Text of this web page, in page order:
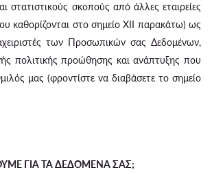
στατιστικούς σκοπούς από άλλες εταιρείες
καθορίζονται στο σημείο XII παρακάτω) ως
των Προσωπικών σας Δεδομένων,
πολιτικής προώθησης και ανάπτυξης που
μας (φροντίστε να διαβάσετε το σημείο
ΓΙΑ ΤΑ ΔΕΔΟΜΕΝΑ ΣΑΣ;